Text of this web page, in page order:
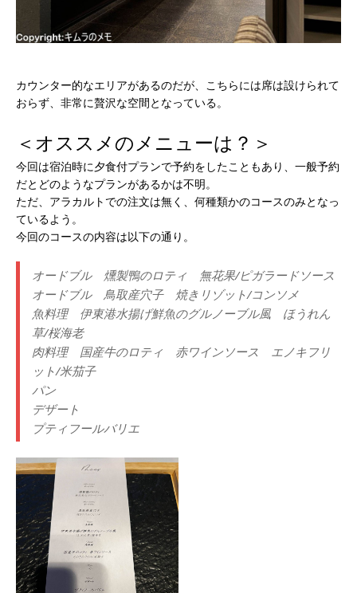
カウンター的なエリアがあるのだが、こちらには席は設けられて
おらず、非常に贅沢な空間となっている。
＜オススメのメニューは？＞
今回は宿泊時に夕食付プランで予約をしたこともあり、一般予約
だとどのようなプランがあるかは不明。
ただ、アラカルトでの注文は無く、何種類かのコースのみとなっ
ているよう。
今回のコースの内容は以下の通り。
オードブル 燻製鴨のロティ 無花果/ピガラードソース
オードブル 鳥取産穴子 焼きリゾット/コンソメ
魚料理 伊東港水揚げ鮮魚のグルノーブル風 ほうれん
草/桜海老
肉料理 国産牛のロティ 赤ワインソース エノキフリ
ット/米茄子
パン
デザート
プティフールバリエ